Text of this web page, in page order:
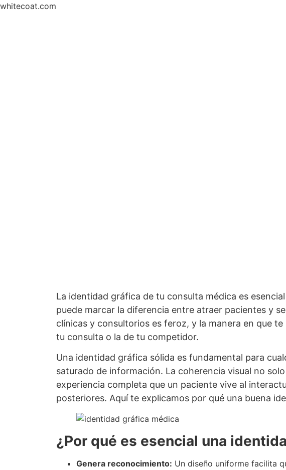
whitecoat.com
La identidad gráfica de tu consulta médica es
puede marcar la diferencia entre atraer pacientes y
clínicas y consultorios es feroz, y la manera en que
tu consulta o la de tu competidor.
Una identidad gráfica sólida es fundamental para
saturado de información. La coherencia visual no
experiencia completa que un paciente vive al
posteriores. Aquí te explicamos por qué una buena
¿Por qué es esencial una
Genera reconocimiento: Un diseño uniforme facilita